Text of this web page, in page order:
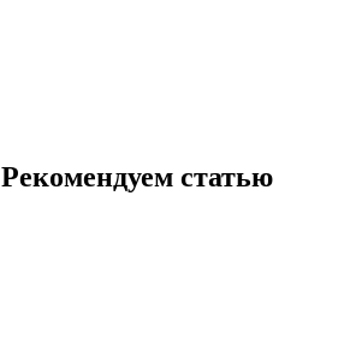
Рекомендуем статью